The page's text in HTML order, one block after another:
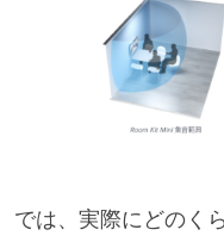
では、実際にどのく